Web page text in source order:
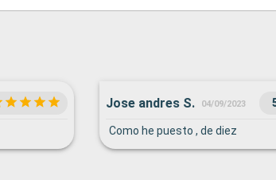
Jose andres S. 04/09/2023
Como he puesto , de diez